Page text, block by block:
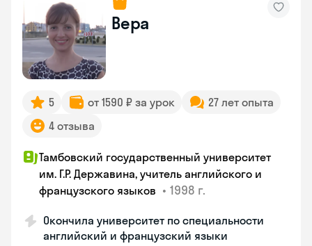
Вера
5 от 1590 ₽ за урок
27 лет опыта
4 отзыва
Тамбовский государственный университет
им. Г.Р. Державина, учитель английского и
французского языков • 1998 г.
Окончила университет по специальности
английский и французский языки